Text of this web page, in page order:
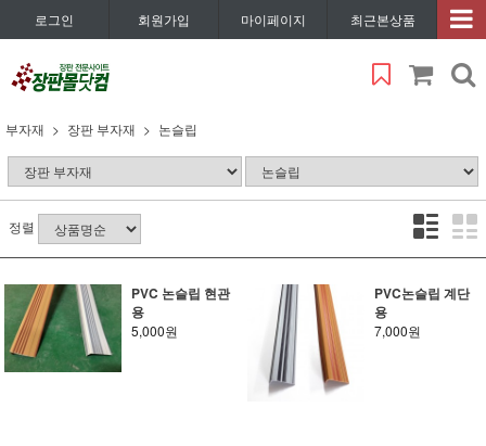
로그인 회원가입 마이페이지 최근본상품
부자재 장판 부자재 논슬립
정렬
PVC 논슬립 현관
용
5,000원
PVC논슬립 계단
용
7,000원